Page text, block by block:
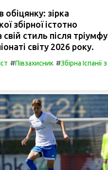
обіцянку: зірка
збірної істотно
свій стиль після тріумфу
світу 2026 року.
#Півзахисник #Збірна Іспанії з